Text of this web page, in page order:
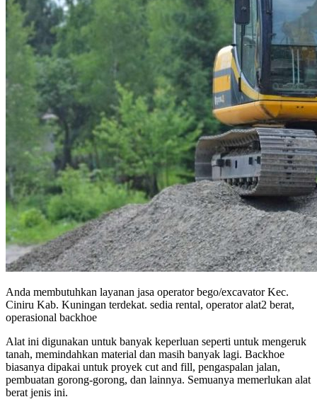
Anda membutuhkan layanan jasa operator bego/excavator Kec.
Ciniru Kab. Kuningan terdekat. sedia rental, operator alat2 berat,
operasional backhoe
Alat ini digunakan untuk banyak keperluan seperti untuk mengeruk
tanah, memindahkan material dan masih banyak lagi. Backhoe
biasanya dipakai untuk proyek cut and fill, pengaspalan jalan,
pembuatan gorong-gorong, dan lainnya. Semuanya memerlukan alat
berat jenis ini.